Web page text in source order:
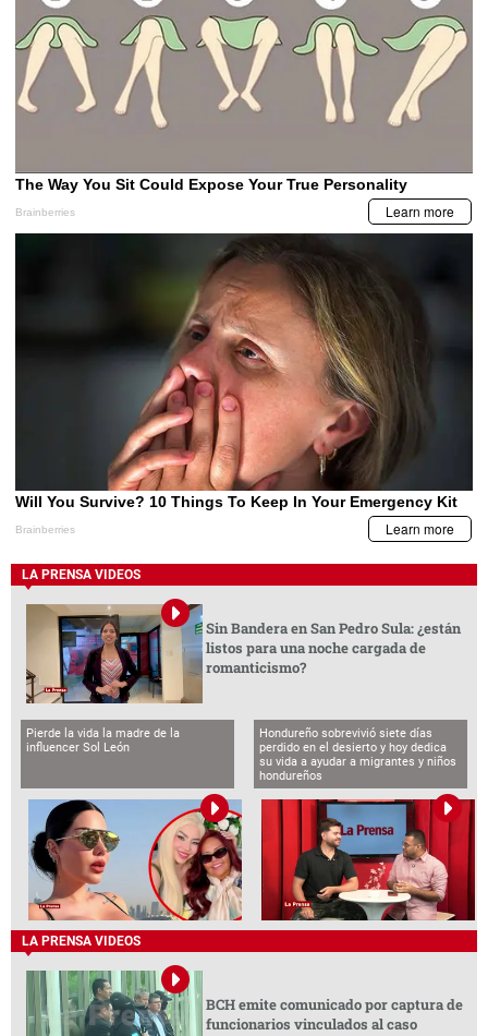
LA PRENSA VIDEOS
Sin Bandera en San Pedro Sula: ¿están
listos para una noche cargada de
romanticismo?
Pierde la vida la madre de la
influencer Sol León
Hondureño sobrevivió siete días
perdido en el desierto y hoy dedica
su vida a ayudar a migrantes y niños
hondureños
LA PRENSA VIDEOS
BCH emite comunicado por captura de
funcionarios vinculados al caso